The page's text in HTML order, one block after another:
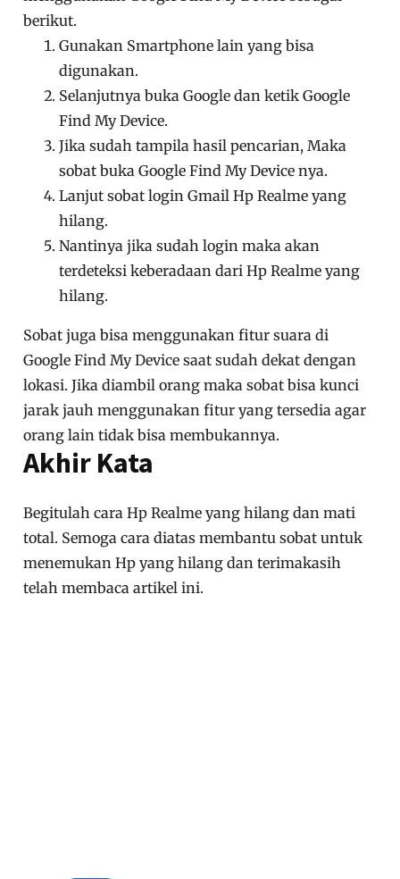
berikut.
Gunakan Smartphone lain yang bisa
digunakan.
Selanjutnya buka Google dan ketik Google
Find My Device.
Jika sudah tampila hasil pencarian, Maka
sobat buka Google Find My Device nya.
Lanjut sobat login Gmail Hp Realme yang
hilang.
Nantinya jika sudah login maka akan
terdeteksi keberadaan dari Hp Realme yang
hilang.
Sobat juga bisa menggunakan fitur suara di
Google Find My Device saat sudah dekat dengan
lokasi. Jika diambil orang maka sobat bisa kunci
jarak jauh menggunakan fitur yang tersedia agar
orang lain tidak bisa membukannya.
Akhir Kata
Begitulah cara Hp Realme yang hilang dan mati
total. Semoga cara diatas membantu sobat untuk
menemukan Hp yang hilang dan terimakasih
telah membaca artikel ini.